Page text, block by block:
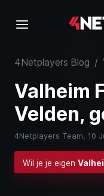
4Netplayers Blog /
Valheim
Velden,
4Netplayers Team, 10
Wil je je eigen